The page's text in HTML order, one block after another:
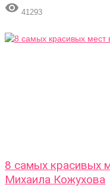
 41293
8 самых красивых
Михаила Кожухова